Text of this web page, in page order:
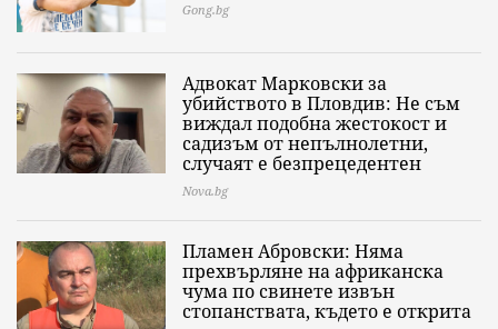
Gong.bg
Адвокат Марковски за
убийството в Пловдив: Не съм
виждал подобна жестокост и
садизъм от непълнолетни,
случаят е безпрецедентен
Nova.bg
Пламен Абровски: Няма
прехвърляне на африканска
чума по свинете извън
стопанствата, където е открита